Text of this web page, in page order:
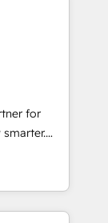
HubSpot
for
• AI voice
smart
•
Website
SAP,
Custom
for
and